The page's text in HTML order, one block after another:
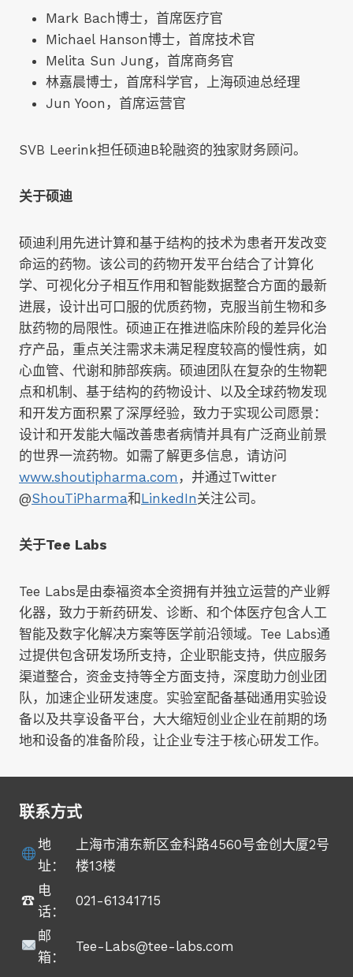
Mark Bach博士，首席医疗官
Michael Hanson博士，首席技术官
Melita Sun Jung，首席商务官
林嘉晨博士，首席科学官，上海硕迪总经理
Jun Yoon，首席运营官
SVB Leerink担任硕迪B轮融资的独家财务顾问。
关于硕迪
硕迪利用先进计算和基于结构的技术为患者开发改变
命运的药物。该公司的药物开发平台结合了计算化
学、可视化分子相互作用和智能数据整合方面的最新
进展，设计出可口服的优质药物，克服当前生物和多
肽药物的局限性。硕迪正在推进临床阶段的差异化治
疗产品，重点关注需求未满足程度较高的慢性病，如
心血管、代谢和肺部疾病。硕迪团队在复杂的生物靶
点和机制、基于结构的药物设计、以及全球药物发现
和开发方面积累了深厚经验，致力于实现公司愿景：
设计和开发能大幅改善患者病情并具有广泛商业前景
的世界一流药物。如需了解更多信息，请访问
www.shoutipharma.com ，并通过Twitter
@ShouTiPharma和LinkedIn关注公司。
关于Tee Labs
Tee Labs是由泰福资本全资拥有并独立运营的产业孵
化器，致力于新药研发、诊断、和个体医疗包含人工
智能及数字化解决方案等医学前沿领域。Tee Labs通
过提供包含研发场所支持，企业职能支持，供应服务
渠道整合，资金支持等全方面支持，深度助力创业团
队，加速企业研发速度。实验室配备基础通用实验设
备以及共享设备平台，大大缩短创业企业在前期的场
地和设备的准备阶段，让企业专注于核心研发工作。
联系方式
地
址：
上海市浦东新区金科路4560号金创大厦2号
楼13楼
☎︎
电
话：
021-61341715
邮
箱：
Tee-Labs@tee-labs.com